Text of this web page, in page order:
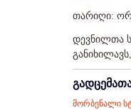
თარიღი:
დევნილთა
მორბენალი